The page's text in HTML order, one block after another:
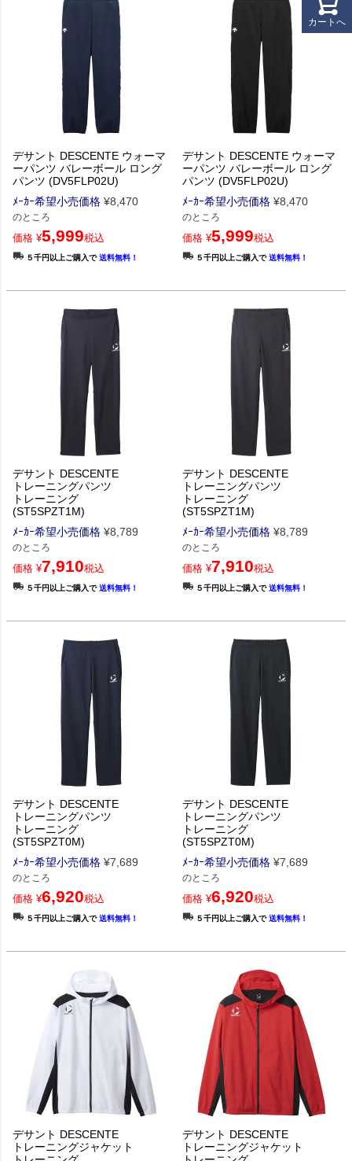
デサント DESCENTE ウォーマ
ーパンツ バレーボール ロング
パンツ (DV5FLP02U)
ﾒｰｶｰ希望小売価格 ¥8,470
のところ
価格 ¥5,999税込
５千円以上ご購入で送料無料！
デサント DESCENTE ウォーマ
ーパンツ バレーボール ロング
パンツ (DV5FLP02U)
ﾒｰｶｰ希望小売価格 ¥8,470
のところ
価格 ¥5,999税込
５千円以上ご購入で送料無料！
デサント DESCENTE
トレーニングパンツ
トレーニング
(ST5SPZT1M)
ﾒｰｶｰ希望小売価格 ¥8,789
のところ
価格 ¥7,910税込
５千円以上ご購入で送料無料！
デサント DESCENTE
トレーニングパンツ
トレーニング
(ST5SPZT1M)
ﾒｰｶｰ希望小売価格 ¥8,789
のところ
価格 ¥7,910税込
５千円以上ご購入で送料無料！
デサント DESCENTE
トレーニングパンツ
トレーニング
(ST5SPZT0M)
ﾒｰｶｰ希望小売価格 ¥7,689
のところ
価格 ¥6,920税込
５千円以上ご購入で送料無料！
デサント DESCENTE
トレーニングパンツ
トレーニング
(ST5SPZT0M)
ﾒｰｶｰ希望小売価格 ¥7,689
のところ
価格 ¥6,920税込
５千円以上ご購入で送料無料！
デサント DESCENTE
トレーニングジャケット
デサント DESCENTE
トレーニングジャケット
カートへ